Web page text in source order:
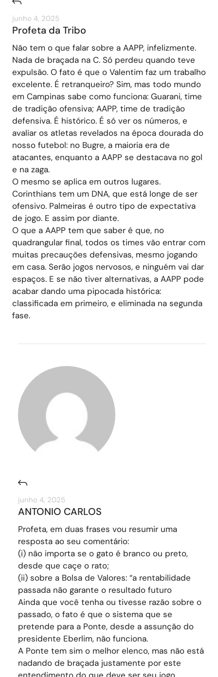
junho 4, 2025
Profeta da Tribo
Não tem o que falar sobre a AAPP, infelizmente.
Nada de braçada na C. Só perdeu quando teve
expulsão. O fato é que o Valentim faz um trabalho
excelente. É retranqueiro? Sim, mas todo mundo
em Campinas sabe como funciona: Guarani, time
de tradição ofensiva; AAPP, time de tradição
defensiva. É histórico. É só ver os números, e
avaliar os atletas revelados na época dourada do
nosso futebol: no Bugre, a maioria era de
atacantes, enquanto a AAPP se destacava no gol
e na zaga.
O mesmo se aplica em outros lugares.
Corinthians tem um DNA, que está longe de ser
ofensivo. Palmeiras é outro tipo de expectativa
de jogo. E assim por diante.
O que a AAPP tem que saber é que, no
quadrangular final, todos os times vão entrar com
muitas precauções defensivas, mesmo jogando
em casa. Serão jogos nervosos, e ninguém vai dar
espaços. E se não tiver alternativas, a AAPP pode
acabar dando uma pipocada histórica:
classificada em primeiro, e eliminada na segunda
fase.
junho 4, 2025
ANTONIO CARLOS
Profeta, em duas frases vou resumir uma
resposta ao seu comentário:
(i) não importa se o gato é branco ou preto,
desde que caçe o rato;
(ii) sobre a Bolsa de Valores: “a rentabilidade
passada não garante o resultado futuro
Ainda que você tenha ou tivesse razão sobre o
passado, o fato é que o sistema que se
pretende para a Ponte, desde a assunção do
presidente Eberlim, não funciona.
A Ponte tem sim o melhor elenco, mas não está
nadando de braçada justamente por este